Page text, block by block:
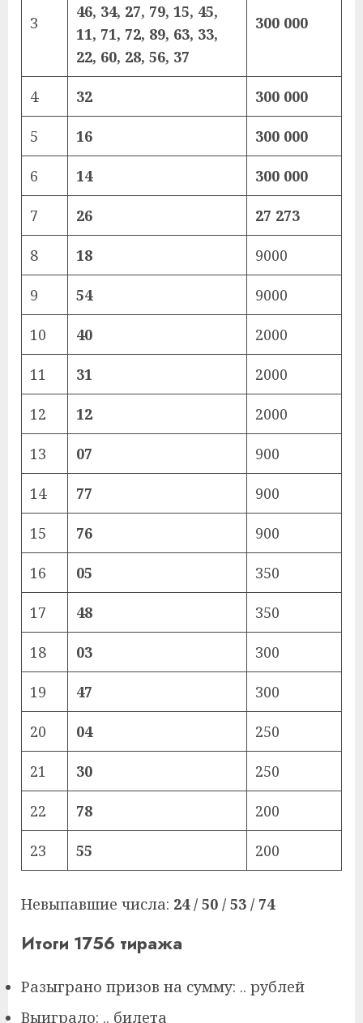
3
46, 34, 27, 79, 15, 45,
11, 71, 72, 89, 63, 33,
22, 60, 28, 56, 37
300 000
4 32 300 000
5 16 300 000
6 14 300 000
7 26 27 273
8 18 9000
9 54 9000
10 40 2000
11 31 2000
12 12 2000
13 07 900
14 77 900
15 76 900
16 05 350
17 48 350
18 03 300
19 47 300
20 04 250
21 30 250
22 78 200
23 55 200
Невыпавшие числа: 24 / 50 / 53 / 74
Итоги 1756 тиража
Разыграно призов на сумму: .. рублей
Выиграло: .. билета